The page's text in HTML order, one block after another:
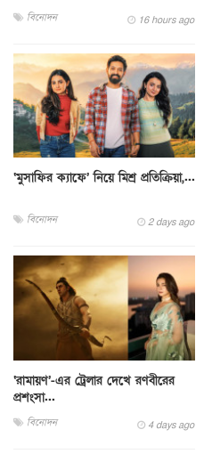
বিনোদন 16 hours ago
‘মুসাফির ক্যাফে’ নিয়ে মিশ্র প্রতিক্রিয়া,...
বিনোদন 2 days ago
‘রামায়ণ’-এর ট্রেলার দেখে রণবীরের
প্রশংসা...
বিনোদন 4 days ago